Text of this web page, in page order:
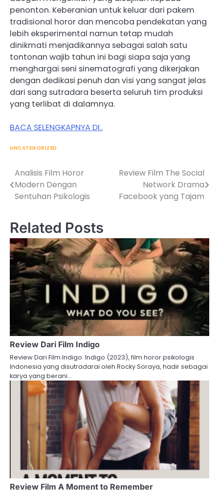
penonton. Keberanian untuk keluar dari pakem
tradisional horor dan mencoba pendekatan yang
lebih eksperimental namun tetap mudah
dinikmati menjadikannya sebagai salah satu
tontonan wajib tahun ini bagi siapa saja yang
menghargai seni sinematografi yang dikerjakan
dengan dedikasi penuh dan visi yang sangat jelas
dari sang sutradara beserta seluruh tim produksi
yang terlibat di dalamnya.
BACA SELENGKAPNYA DI..
UNCATEGORIZED
Post
navigation
Analisis Film Horor
Modern Dengan
Sentuhan Psikologis
Review Film The Social
Network Drama
Facebook yang Tajam
Related Posts
Review Dari Film Indigo
Review Dari Film Indigo. Indigo (2023), film horor psikologis
Indonesia yang disutradarai oleh Rocky Soraya, hadir sebagai
karya yang berani…
Review Film A Moment to Remember